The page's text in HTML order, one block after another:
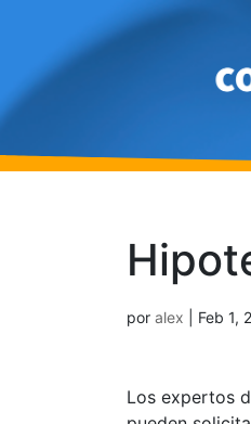
por alex Feb 1,
Los expertos